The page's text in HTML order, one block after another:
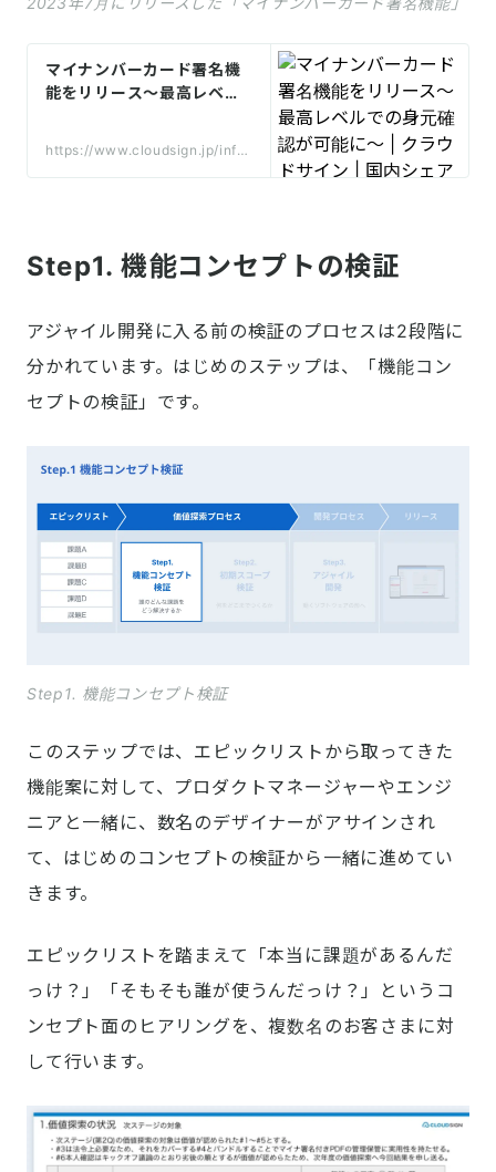
マイナンバーカード署名機
能をリリース〜最高レベル
アNo.1の電子契約サービス
https://www.cloudsign.jp/info/
20230727_new_feature/
Step1. 機能コンセプトの検証
アジャイル開発に入る前の検証のプロセスは2段階に
分かれています。はじめのステップは、「機能コン
セプトの検証」です。
Step1. 機能コンセプト検証
このステップでは、エピックリストから取ってきた
機能案に対して、プロダクトマネージャーやエンジ
ニアと一緒に、数名のデザイナーがアサインされ
て、はじめのコンセプトの検証から一緒に進めてい
きます。
エピックリストを踏まえて「本当に課題があるんだ
っけ？」「そもそも誰が使うんだっけ？」というコ
ンセプト面のヒアリングを、複数名のお客さまに対
して行います。